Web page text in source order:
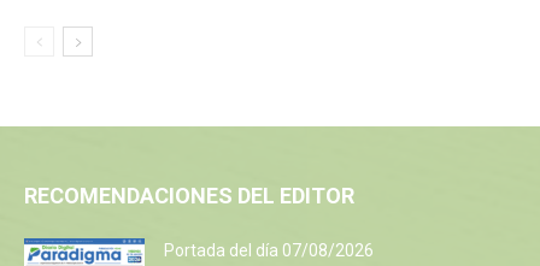
RECOMENDACIONES DEL EDITOR
Portada del día 07/08/2026